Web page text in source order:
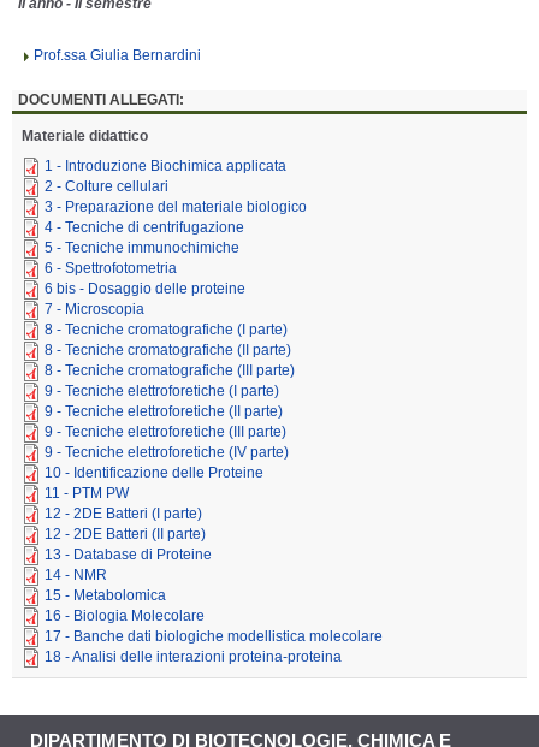
II anno - II semestre
Prof.ssa Giulia Bernardini
DOCUMENTI ALLEGATI:
Materiale didattico
1 - Introduzione Biochimica applicata
2 - Colture cellulari
3 - Preparazione del materiale biologico
4 - Tecniche di centrifugazione
5 - Tecniche immunochimiche
6 - Spettrofotometria
6 bis - Dosaggio delle proteine
7 - Microscopia
8 - Tecniche cromatografiche (I parte)
8 - Tecniche cromatografiche (II parte)
8 - Tecniche cromatografiche (III parte)
9 - Tecniche elettroforetiche (I parte)
9 - Tecniche elettroforetiche (II parte)
9 - Tecniche elettroforetiche (III parte)
9 - Tecniche elettroforetiche (IV parte)
10 - Identificazione delle Proteine
11 - PTM PW
12 - 2DE Batteri (I parte)
12 - 2DE Batteri (II parte)
13 - Database di Proteine
14 - NMR
15 - Metabolomica
16 - Biologia Molecolare
17 - Banche dati biologiche modellistica molecolare
18 - Analisi delle interazioni proteina-proteina
DIPARTIMENTO DI BIOTECNOLOGIE, CHIMICA E